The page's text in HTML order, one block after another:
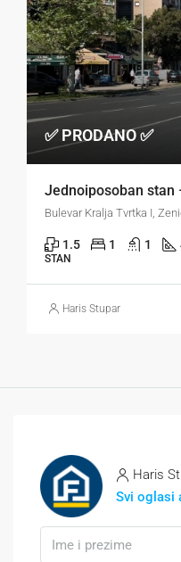
✅ PRODANO ✅
Bulevar Kralja Tvrtka I,
1.5 1 1
STAN
Haris Stupar
Haris
Svi oglasi